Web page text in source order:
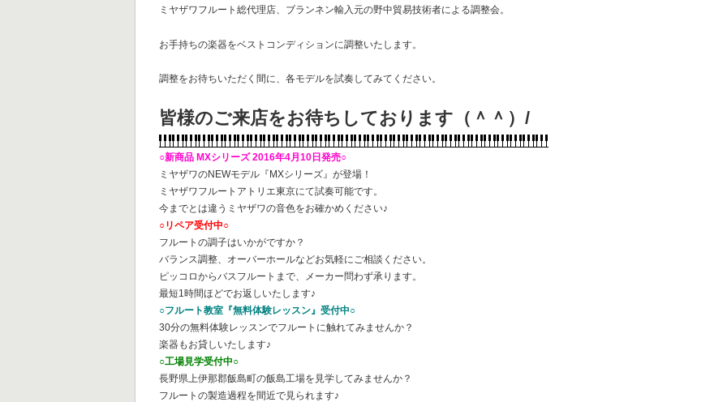
ミヤザワフルート総代理店、ブランネン輸入元の野中貿易技術者による調整会。
お手持ちの楽器をベストコンディションに調整いたします。
調整をお待ちいただく間に、各モデルを試奏してみてください。
皆様のご来店をお待ちしております（＾＾）/
○新商品 MXシリーズ 2016年4月10日発売○
ミヤザワのNEWモデル『MXシリーズ』が登場！
ミヤザワフルートアトリエ東京にて試奏可能です。
今までとは違うミヤザワの音色をお確かめください♪
○リペア受付中○
フルートの調子はいかがですか？
バランス調整、オーバーホールなどお気軽にご相談ください。
ピッコロからバスフルートまで、メーカー問わず承ります。
最短1時間ほどでお返しいたします♪
○フルート教室『無料体験レッスン』受付中○
30分の無料体験レッスンでフルートに触れてみませんか？
楽器もお貸しいたします♪
○工場見学受付中○
長野県上伊那郡飯島町の飯島工場を見学してみませんか？
フルートの製造過程を間近で見られます♪